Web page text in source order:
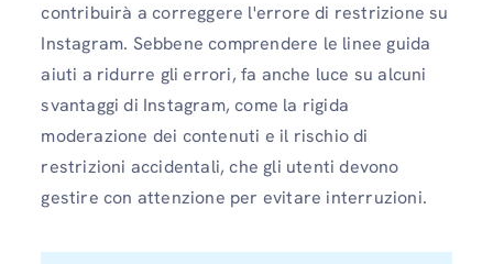
contribuirà a correggere l'errore di restrizione su
Instagram. Sebbene comprendere le linee guida
aiuti a ridurre gli errori, fa anche luce su alcuni
svantaggi di Instagram, come la rigida
moderazione dei contenuti e il rischio di
restrizioni accidentali, che gli utenti devono
gestire con attenzione per evitare interruzioni.